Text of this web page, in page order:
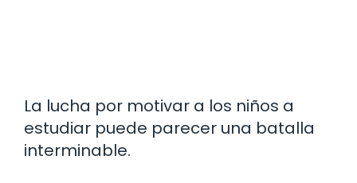
La lucha por motivar a los niños a
estudiar puede parecer una batalla
interminable.